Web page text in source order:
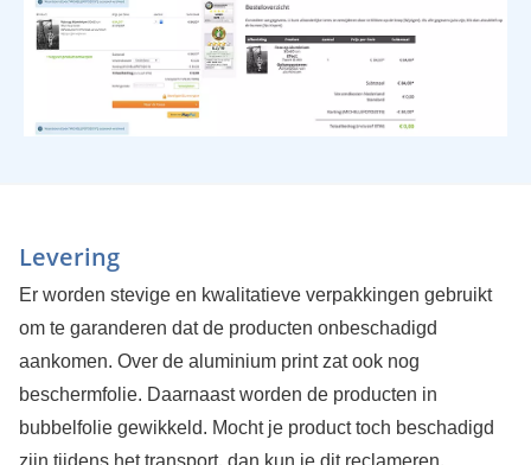
Levering
Er worden stevige en kwalitatieve verpakkingen gebruikt
om te garanderen dat de producten onbeschadigd
aankomen. Over de aluminium print zat ook nog
beschermfolie. Daarnaast worden de producten in
bubbelfolie gewikkeld. Mocht je product toch beschadigd
zijn tijdens het transport, dan kun je dit reclameren.